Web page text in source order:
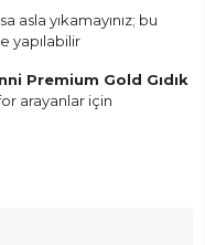
asla yıkamayınız; bu
yapılabilir
Premium Gold Gıdık
arayanlar için